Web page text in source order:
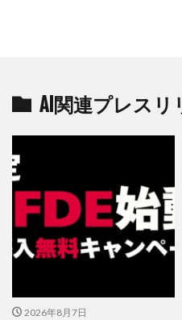
AI関連プレスリ
2026年8月7日